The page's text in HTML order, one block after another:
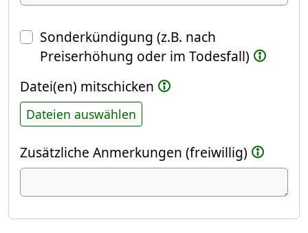
Sonderkündigung (z.B. nach
Preiserhöhung oder im Todesfall)
Datei(en) mitschicken
Dateien auswählen
Zusätzliche Anmerkungen (freiwillig)